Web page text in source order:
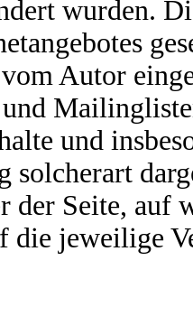
wurden.
Autor
und
solcherart
der Seite, auf
die jeweilige